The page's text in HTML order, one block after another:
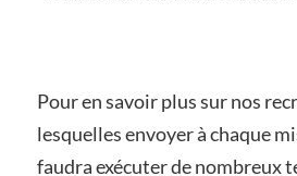
Pour en savoir plus sur nos
lesquelles envoyer à chaque
faudra exécuter de nombreux